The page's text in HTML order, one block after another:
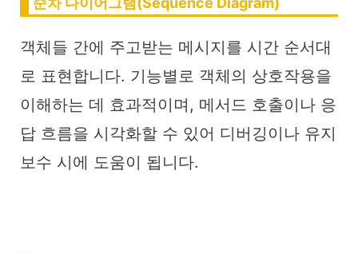
객체들 간에 주고받는 메시지를 시간 순서대
로 표현합니다. 기능별로 객체의 상호작용을
이해하는 데 효과적이며, 메서드 호출이나 응
답 흐름을 시각화할 수 있어 디버깅이나 유지
보수 시에 도움이 됩니다.